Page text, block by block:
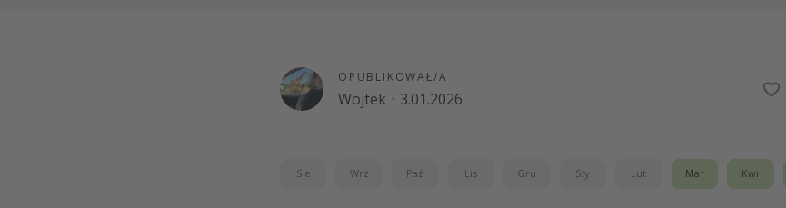
OPUBLIKOWAŁ/A
Wojtek · 3.01.2026
Sie Wrz Paź Lis Gru Sty Lut Mar Kwi